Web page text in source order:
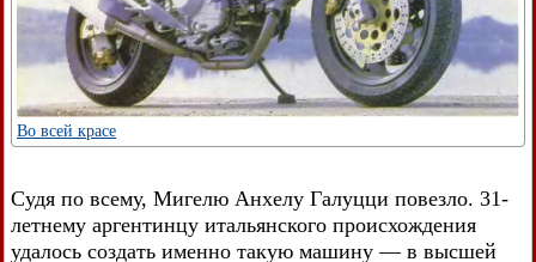
Во всей красе
Судя по всему, Мигелю Анхелу Галуцци повезло. 31-
летнему аргентинцу итальянского происхождения
удалось создать именно такую машину — в высшей